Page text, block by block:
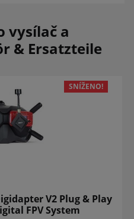
vysílač a
& Ersatzteile
SNÍŽENO!
V2 Plug & Play
FPV System